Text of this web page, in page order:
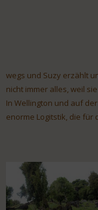
wegs und Suzy erzählt
nicht immer alles, weil
In Wellington und auf
enorme Logitstik, die für